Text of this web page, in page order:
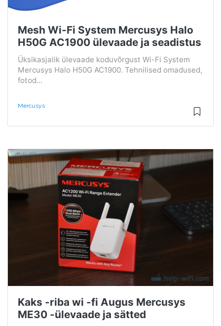
Mesh Wi-Fi System Mercusys Halo
H50G AC1900 ülevaade ja seadistus
Üksikasjalik ülevaade koduvõrgust Wi-Fi System
Mercusys Halo H50G AC1900. Tehnilised omadused,
fotod...
Mercusys
Kaks -riba wi -fi Augus Mercusys
ME30 -ülevaade ja sätted